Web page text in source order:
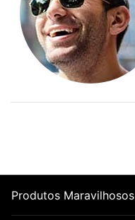
Produtos Maravilhosos